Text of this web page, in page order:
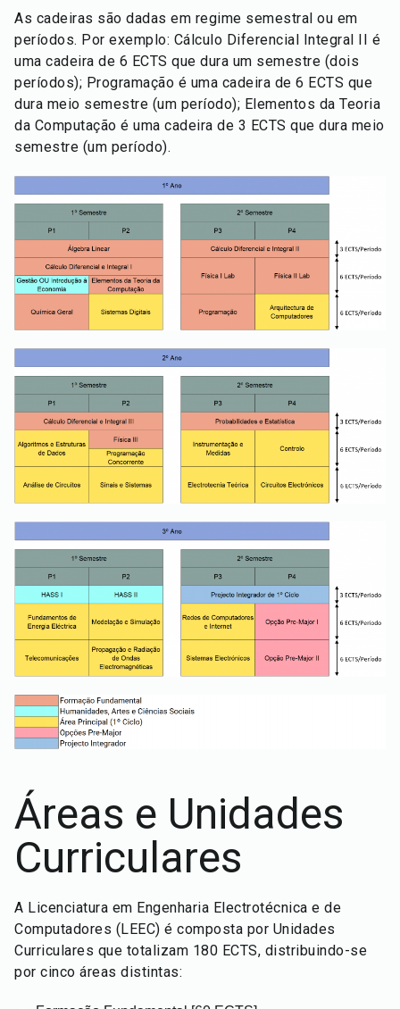
As cadeiras são dadas em regime semestral ou em
períodos. Por exemplo: Cálculo Diferencial Integral II é
uma cadeira de 6 ECTS que dura um semestre (dois
períodos); Programação é uma cadeira de 6 ECTS que
dura meio semestre (um período); Elementos da Teoria
da Computação é uma cadeira de 3 ECTS que dura meio
semestre (um período).
Áreas e Unidades
Curriculares
A Licenciatura em Engenharia Electrotécnica e de
Computadores (LEEC) é composta por Unidades
Curriculares que totalizam 180 ECTS, distribuindo-se
por cinco áreas distintas: